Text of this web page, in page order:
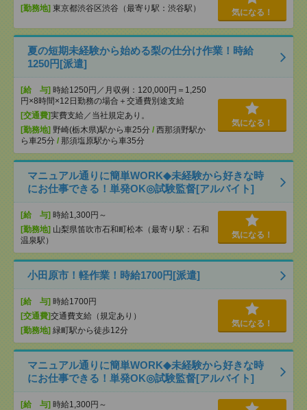
[勤務地] 東京都渋谷区渋谷（最寄り駅：渋谷駅） 気になる！
夏の短期未経験から始める梨の仕分け作業！時給
1250円[派遣]
[給 与] 時給1250円／月収例：120,000円＝1,250
円×8時間×12日勤務の場合＋交通費別途支給
[交通費]実費支給／当社規定あり。
[勤務地] 野崎(栃木県)駅から車25分 / 西那須野駅か
ら車25分 / 那須塩原駅から車35分
気になる！
マニュアル通りに簡単WORK◆未経験から好きな時
にお仕事できる！単発OK◎試験監督[アルバイト]
[給 与] 時給1,300円～
[勤務地] 山梨県笛吹市石和町松本（最寄り駅：石和
温泉駅）
気になる！
小田原市！軽作業！時給1700円[派遣]
[給 与] 時給1700円
[交通費]交通費支給（規定あり）
[勤務地] 緑町駅から徒歩12分
気になる！
マニュアル通りに簡単WORK◆未経験から好きな時
にお仕事できる！単発OK◎試験監督[アルバイト]
[給 与] 時給1,300円～